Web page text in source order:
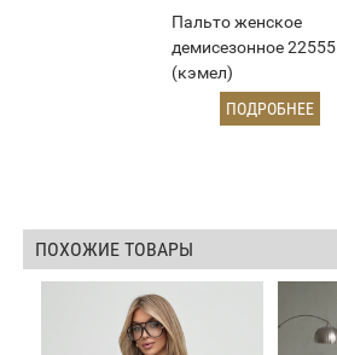
Пальто женское
демисезонное 22555
(кэмел)
ПОДРОБНЕЕ
ПОХОЖИЕ ТОВАРЫ